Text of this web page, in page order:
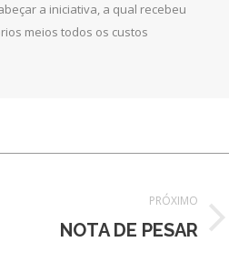
a iniciativa, a qual recebeu
meios todos os custos
PRÓXIMO
NOTA DE PESAR